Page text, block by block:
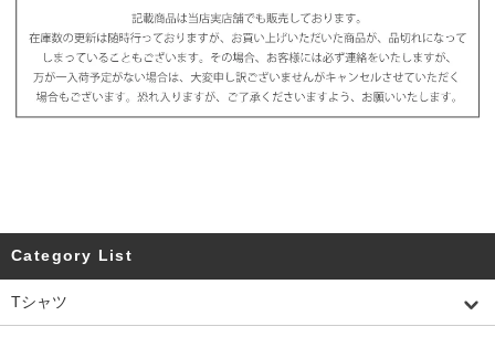
Category List
Tシャツ